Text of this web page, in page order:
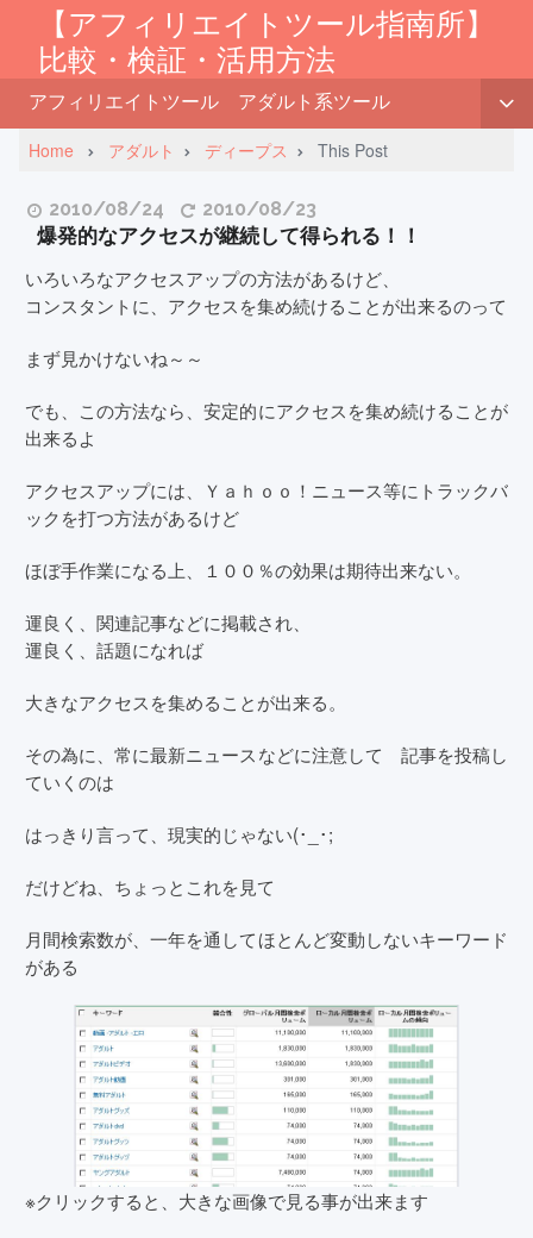
【アフィリエイトツール指南所】
比較・検証・活用方法
アフィリエイトツール アダルト系ツール
Home アダルト ディープス This Post
2010/08/24 2010/08/23
爆発的なアクセスが継続して得られる！！
いろいろなアクセスアップの方法があるけど、
コンスタントに、アクセスを集め続けることが出来るのって
まず見かけないね～～
でも、この方法なら、安定的にアクセスを集め続けることが
出来るよ
アクセスアップには、Ｙａｈｏｏ！ニュース等にトラックバ
ックを打つ方法があるけど
ほぼ手作業になる上、１００％の効果は期待出来ない。
運良く、関連記事などに掲載され、
運良く、話題になれば
大きなアクセスを集めることが出来る。
その為に、常に最新ニュースなどに注意して 記事を投稿し
ていくのは
はっきり言って、現実的じゃない(･_･;
だけどね、ちょっとこれを見て
月間検索数が、一年を通してほとんど変動しないキーワード
がある
※クリックすると、大きな画像で見る事が出来ます